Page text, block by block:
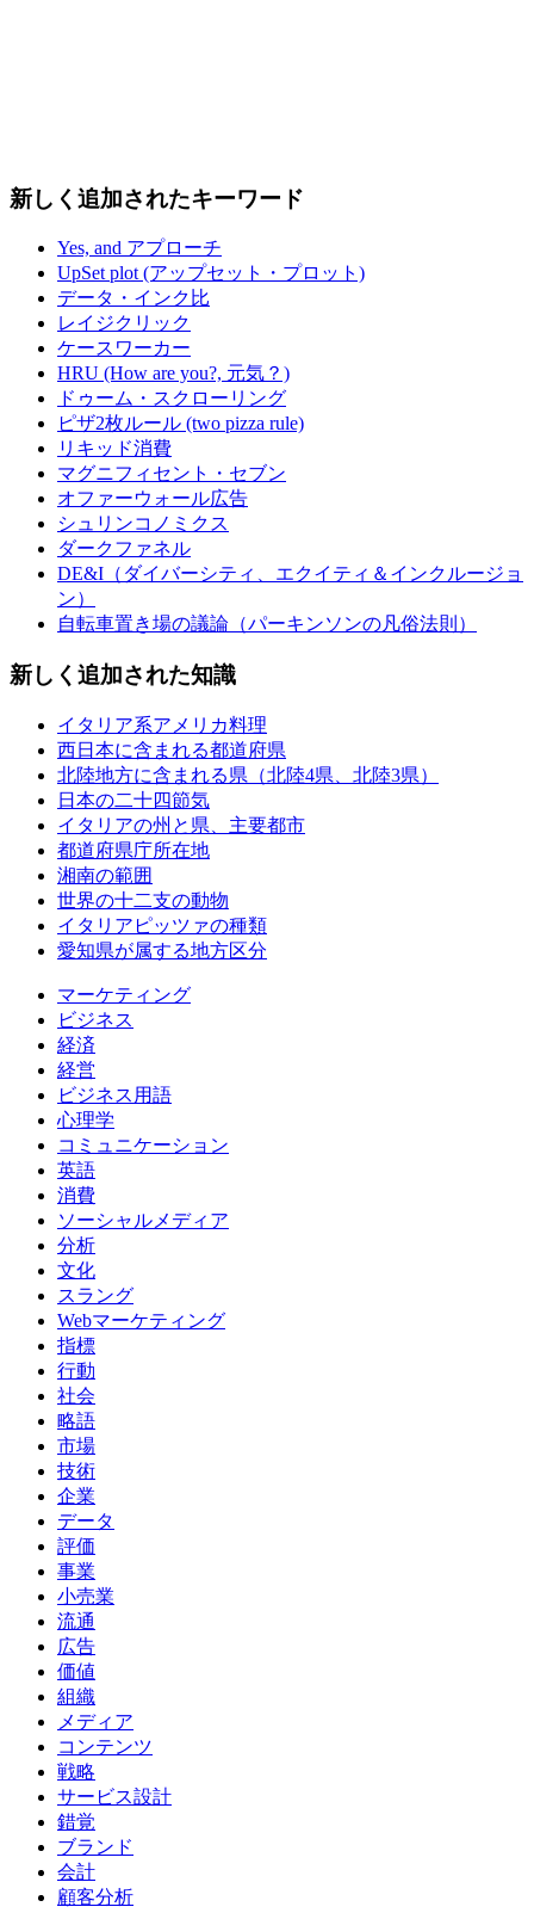
新しく追加されたキーワード
Yes, and アプローチ
UpSet plot (アップセット・プロット)
データ・インク比
レイジクリック
ケースワーカー
HRU (How are you?, 元気？)
ドゥーム・スクローリング
ピザ2枚ルール (two pizza rule)
リキッド消費
マグニフィセント・セブン
オファーウォール広告
シュリンコノミクス
ダークファネル
DE&I（ダイバーシティ、エクイティ＆インクルージョ
ン）
自転車置き場の議論（パーキンソンの凡俗法則）
新しく追加された知識
イタリア系アメリカ料理
西日本に含まれる都道府県
北陸地方に含まれる県（北陸4県、北陸3県）
日本の二十四節気
イタリアの州と県、主要都市
都道府県庁所在地
湘南の範囲
世界の十二支の動物
イタリアピッツァの種類
愛知県が属する地方区分
マーケティング
ビジネス
経済
経営
ビジネス用語
心理学
コミュニケーション
英語
消費
ソーシャルメディア
分析
文化
スラング
Webマーケティング
指標
行動
社会
略語
市場
技術
企業
データ
評価
事業
小売業
流通
広告
価値
組織
メディア
コンテンツ
戦略
サービス設計
錯覚
ブランド
会計
顧客分析